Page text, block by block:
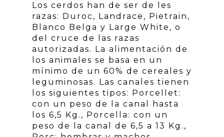
Los cerdos han de ser de les
razas: Duroc, Landrace, Pietrain,
Blanco Belga y Large White, o
del cruce de las razas
autorizadas. La alimentación de
los animales se basa en un
mínimo de un 60% de cereales y
leguminosas. Las canales tienen
los siguientes tipos: Porcellet:
con un peso de la canal hasta
los 6,5 Kg., Porcella: con un
peso de la canal de 6,5 a 13 Kg.,